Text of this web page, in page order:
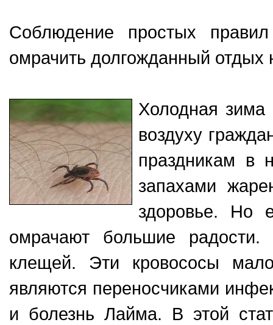
Соблюдение простых
омрачить долгожданный отдых
Холодная зима
воздуху
праздникам в
запахами
здоровье. Но
омрачают большие
клещей. Эти кровососы
являются переносчиками
и болезнь Лайма. В этой